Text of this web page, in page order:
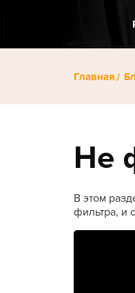
Главная
Не
В этом
фильтра, и